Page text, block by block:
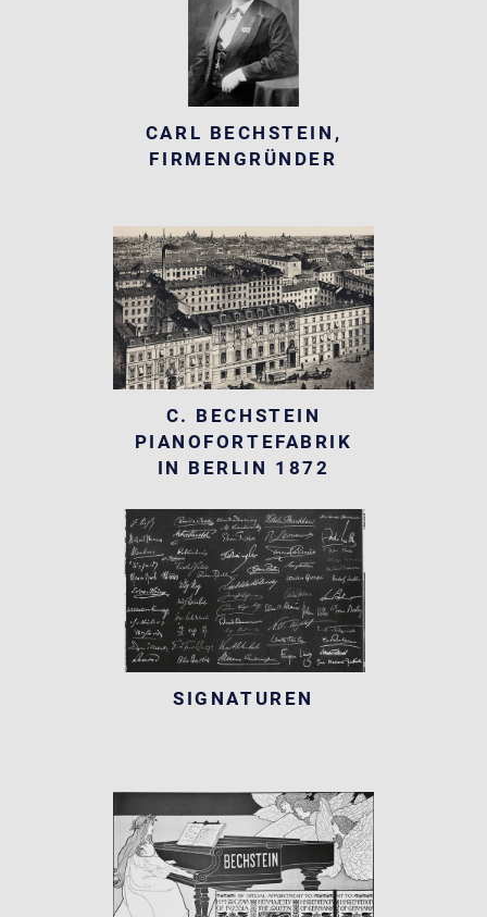
CARL BECHSTEIN,
FIRMENGRÜNDER
C. BECHSTEIN
PIANOFORTEFABRIK
IN BERLIN 1872
SIGNATUREN